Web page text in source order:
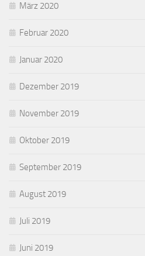
März 2020
Februar 2020
Januar 2020
Dezember 2019
November 2019
Oktober 2019
September 2019
August 2019
Juli 2019
Juni 2019